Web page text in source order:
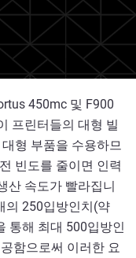
450mc 및 F900
프린터들의 대형 빌
형 부품을 수용하므
빈도를 줄이면 인력
산 속도가 빨라집니
의 250입방인치(약
통해 최대 500입방인
함으로써 이러한 요